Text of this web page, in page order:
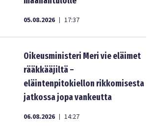
05.08.2026 | 17:37
Oikeusministeri Meri vie eläimet
rääkkääjiltä –
eläintenpitokiellon rikkomisesta
jatkossa jopa vankeutta
06.08.2026 | 14:27